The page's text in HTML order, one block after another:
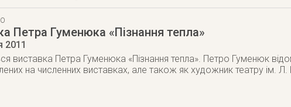
Петра Гуменюка «Пізнання тепла»
2011
виставка Петра Гуменюка «Пізнання тепла». Петро Гуменюк
на численних виставках, але також як художник театру ім.